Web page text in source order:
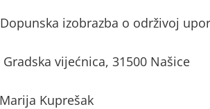
izobrazba o održivoj
Gradska vijećnica, 31500 Našice
Kuprešak